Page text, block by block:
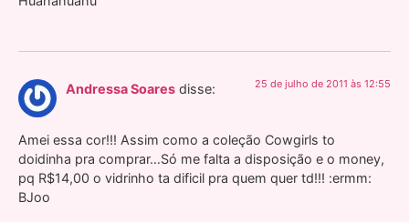
Andressa Soares disse: 25 de julho de 2011 às 12:55
Amei essa cor!!! Assim como a coleção Cowgirls to
doidinha pra comprar…Só me falta a disposição e o money,
pq R$14,00 o vidrinho ta dificil pra quem quer td!!! :ermm:
BJoo